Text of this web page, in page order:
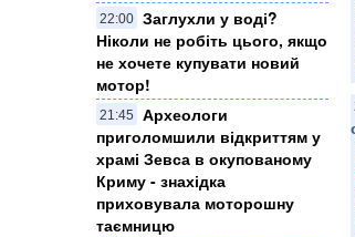
22:00 Заглухли у воді?
Ніколи не робіть цього, якщо
не хочете купувати новий
мотор!
21:45
Археологи
приголомшили відкриттям у
храмі Зевса в окупованому
Криму - знахідка
приховувала моторошну
таємницю